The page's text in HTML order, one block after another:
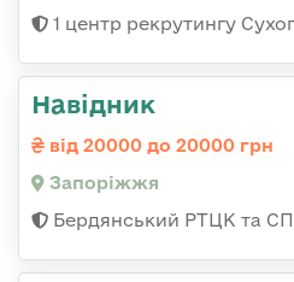
1 центр рекрутингу
Навідник
від 20000 до 20000 грн
Запоріжжя
Бердянський РТЦК та СП